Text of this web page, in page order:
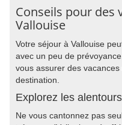
Conseils pour des
Vallouise
Votre séjour à Vallouise
avec un peu de
vous assurer des
destination.
Explorez les alentours
Ne vous cantonnez pas